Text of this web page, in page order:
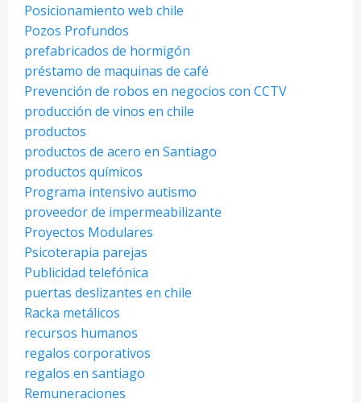
Posicionamiento web chile
Pozos Profundos
prefabricados de hormigón
préstamo de maquinas de café
Prevención de robos en negocios con CCTV
producción de vinos en chile
productos
productos de acero en Santiago
productos químicos
Programa intensivo autismo
proveedor de impermeabilizante
Proyectos Modulares
Psicoterapia parejas
Publicidad telefónica
puertas deslizantes en chile
Racka metálicos
recursos humanos
regalos corporativos
regalos en santiago
Remuneraciones